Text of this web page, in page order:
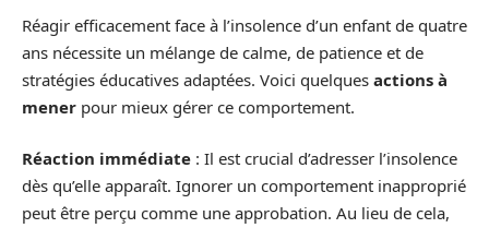
Réagir efficacement face à l’insolence d’un enfant de quatre
ans nécessite un mélange de calme, de patience et de
stratégies éducatives adaptées. Voici quelques actions à
mener pour mieux gérer ce comportement.
Réaction immédiate : Il est crucial d’adresser l’insolence
dès qu’elle apparaît. Ignorer un comportement inapproprié
peut être perçu comme une approbation. Au lieu de cela,